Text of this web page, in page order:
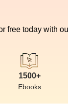
free today with
1500+
Ebooks